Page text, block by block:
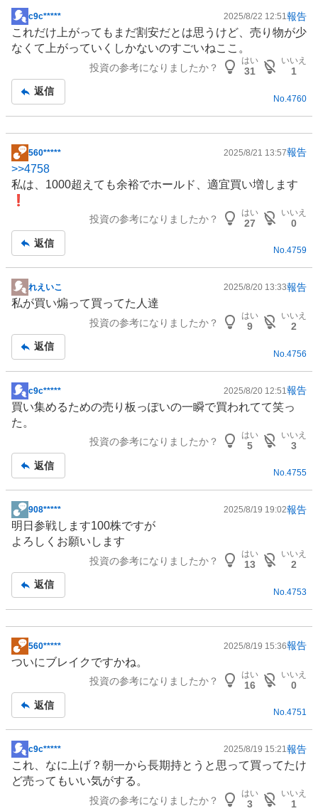
掲
示
板
c9c***** 2025/8/22 12:51報告
これだけ上がってもまだ割安だとは思うけど、売り物が少
なくて上がっていくしかないのすごいねここ。
投資の参考になりましたか？
はい
31
いいえ
1
返信
No. 4760
掲
示
板
記
560***** 2025/8/21 13:57報告
>>4758
私は、1000超えても余裕でホールド、適宜買い増します
❗
投資の参考になりましたか？
はい
27
いいえ
0
返信
No.4759
掲
示
事
れえいこ 2025/8/20 13:33報告
私が買い煽って買ってた人達
投資の参考になりましたか？
はい
9
いいえ
2
返信
No. 4756
掲
示
板
c9c***** 2025/8/20 12:51 報告
買い集めるための売り板っぽいの一瞬で買われてて笑っ
た。
投資の参考になりましたか？
はい
5
いいえ
3
返信
No.4755
掲
示
板
908***** 2025/8/19 19:02報告
明日参戦します100株ですが
よろしくお願いします
投資の参考になりましたか？
はい
13
いいえ
2
返信
No. 4753
掲
示
事
560***** 2025/8/19 15:36報告
ついにブレイクですかね。
投資の参考になりましたか？
はい
16
いいえ
0
返信
No.4751
掲
示
板
c9c***** 2025/8/19 15:21報告
これ、なに上げ？朝一から長期持とうと思って買ってたけ
ど売ってもいい気がする。
投資の参考になりましたか？
はい
3
いいえ
1